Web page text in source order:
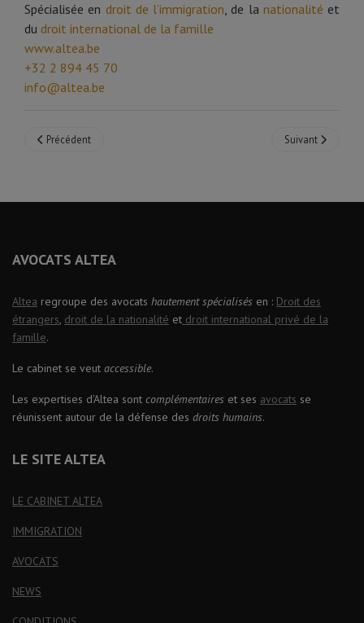
Spécialisée en droit de l’immigration, de la nationalité et
du droit international de la famille
www.altea.be
+32 2 894 45 70
info@altea.be
Article précédent : Interdiction d'entrée « à vie » : le gouvernement belge
Précédent Article suivant :
Suivant
AVOCATS ALTEA
Altea regroupe des avocats hautement spécialisés en : Droit des
étrangers, droit de la nationalité et droit international privé de la
famille.
Le cabinet se veut accessible.
Les expertises d'Altea sont complémentaires et ses avocats se
réunissent autour de la défense des droits humains.
LE SITE ALTEA
LE CABINET ALTEA
IMMIGRATION
AVOCATS
NEWS